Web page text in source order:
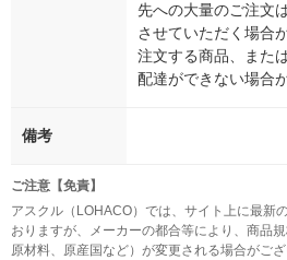
先への大量のご注文
させていただく場合
注文する商品、また
配達ができない場合
備考
ご注意【免責】
アスクル（LOHACO）では、サイト上に最新
おりますが、メーカーの都合等により、商品
原材料、原産国など）が変更される場合がご